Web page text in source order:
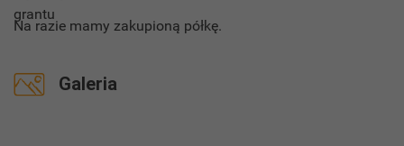
Na razie mamy zakupioną półkę.
Galeria